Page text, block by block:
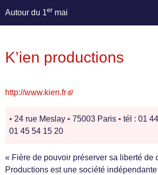
Autour du 1er mai
K’ien productions
http://www.kien.fr
• 24 rue Meslay • 75003 Paris • tél : 01
01 45 54 15 20
« Fière de pouvoir préserver sa liberté de
Productions est une société